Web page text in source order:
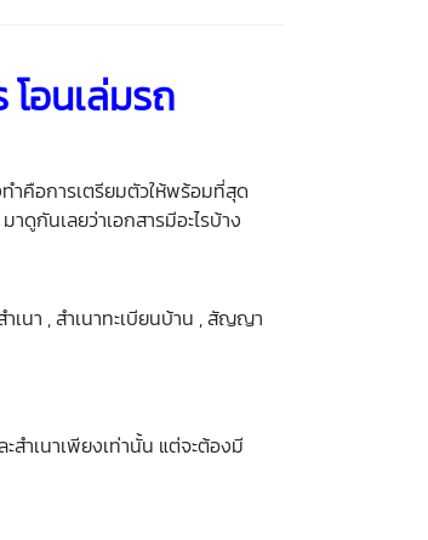
โอนเล่มรถ
ำคือการเตรียมตัวให้พร้อมที่สุด
กันเลยว่าเอกสารมีอะไรบ้าง
เนา , สำเนาทะเบียนบ้าน , สัญญา
สำเนาเพียงเท่านั้น แต่จะต้องมี